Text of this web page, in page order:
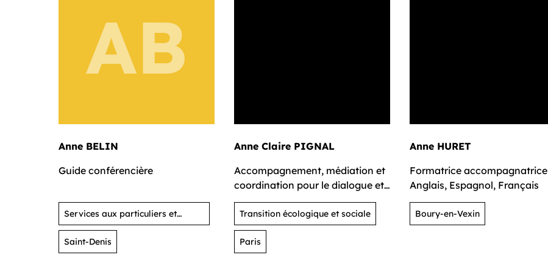
AB
Anne BELIN
Guide conférencière
Services aux particuliers et
activités de loisirs
Saint-Denis
Anne Claire PIGNAL
Accompagnement, médiation et
coordination pour le dialogue et
la coopération
Transition écologique et sociale
Paris
Anne HURET
Formatrice accompagnatrice
Anglais, Espagnol, Français
Boury-en-Vexin